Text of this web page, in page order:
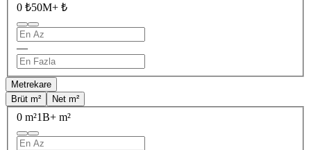
0 ₺50M+ ₺
—
Metrekare
Brüt m²
Net m²
0 m²1B+ m²